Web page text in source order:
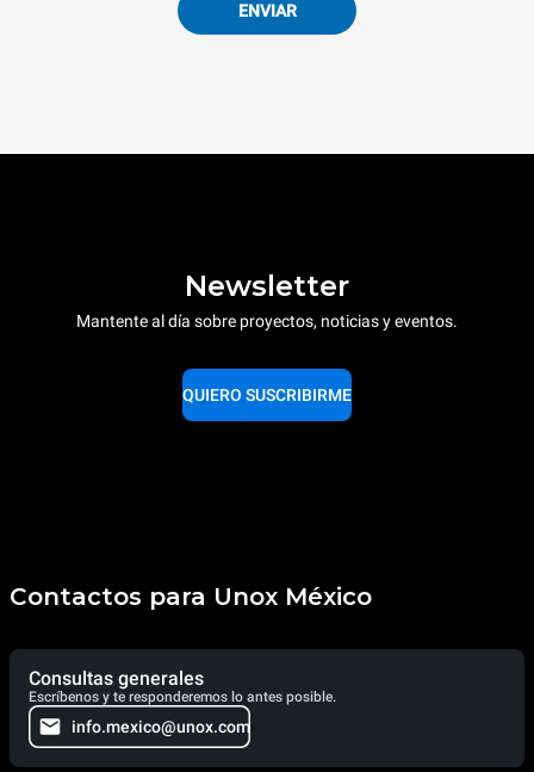
ENVIAR
Newsletter
Mantente al día sobre proyectos, noticias y eventos.
QUIERO SUSCRIBIRME
Contactos para Unox México
Consultas generales
Escríbenos y te responderemos lo antes posible.
info.mexico@unox.com